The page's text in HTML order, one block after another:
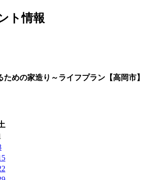
ト情報
ための家造り～ライフプラン【高岡市】